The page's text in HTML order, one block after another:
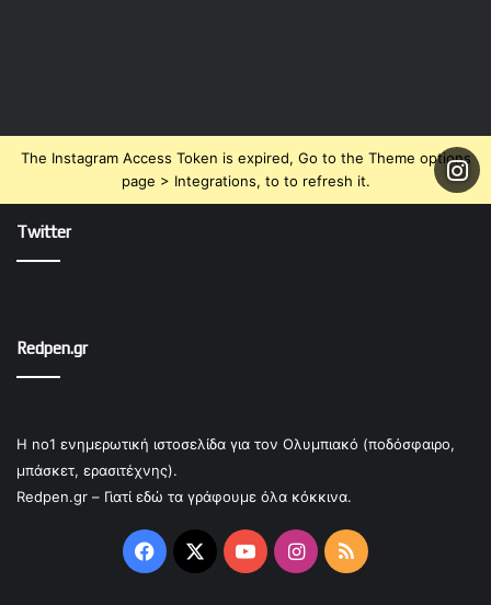
The Instagram Access Token is expired, Go to the Theme options
page > Integrations, to to refresh it.
Twitter
Redpen.gr
Η no1 ενημερωτική ιστοσελίδα για τον Ολυμπιακό (ποδόσφαιρο,
μπάσκετ, ερασιτέχνης).
Redpen.gr – Γιατί εδώ τα γράφουμε όλα κόκκινα.
Facebook
X YouTubeInstagram
RSS